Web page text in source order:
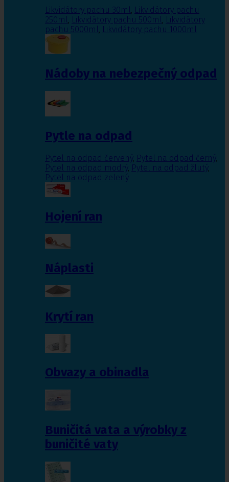
Likvidátory pachu 30ml, Likvidátory pachu
250ml, Likvidátory pachu 500ml, Likvidátory
pachu 5000ml, Likvidátory pachu 1000ml
Nádoby na nebezpečný odpad
Pytle na odpad
Pytel na odpad červený, Pytel na odpad černý,
Pytel na odpad modrý, Pytel na odpad žlutý,
Pytel na odpad zelený
Hojení ran
Náplasti
Krytí ran
Obvazy a obinadla
Buničitá vata a výrobky z
buničité vaty